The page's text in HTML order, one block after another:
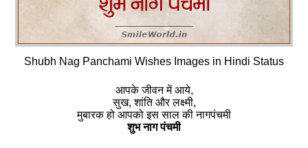
Shubh Nag Panchami Wishes Images in Hindi Status
आपके जीवन में आये,
सुख, शांति और लक्ष्मी,
मुबारक हो आपको इस साल की नागपंचमी
शुभ नाग पंचमी